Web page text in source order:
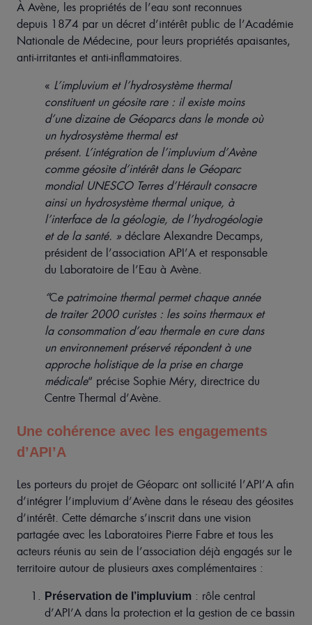
À Avène, les propriétés de l’eau sont reconnues
depuis 1874 par un décret d’intérêt public de l’Académie
Nationale de Médecine, pour leurs propriétés apaisantes,
anti-irritantes et anti-inflammatoires.
« L’impluvium et l’hydrosystème thermal
constituent un géosite rare : il existe moins
d’une dizaine de Géoparcs dans le monde où
un hydrosystème thermal est
présent. L’intégration de l’impluvium d’Avène
comme géosite d’intérêt dans le Géoparc
mondial UNESCO Terres d’Hérault consacre
ainsi un hydrosystème thermal unique, à
l’interface de la géologie, de l’hydrogéologie
et de la santé. » déclare Alexandre Decamps,
président de l’association API’A et responsable
du Laboratoire de l’Eau à Avène.
“Ce patrimoine thermalpermet chaque année
de traiter 2000 curistes : les soins thermaux et
la consommation d’eau thermale en cure dans
un environnement préservé répondent à une
approche holistique de la prise en charge
médicale“ précise Sophie Méry, directrice du
Centre Thermal d’Avène.
Une cohérence avec les engagements
d’API’A
Les porteurs du projet de Géoparc ont sollicité l’API’A afin
d’intégrer l’impluvium d’Avène dans le réseau des géosites
d’intérêt. Cette démarche s’inscrit dans une vision
partagée avec les Laboratoires Pierre Fabre et tous les
acteurs réunis au sein de l’association déjà engagés sur le
territoire autour de plusieurs axes complémentaires :
Préservation de l’impluvium : rôle central
d’API’A dans la protection et la gestion de ce bassin